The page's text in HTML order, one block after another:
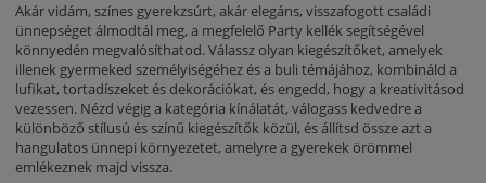
Akár vidám, színes gyerekzsúrt, akár elegáns, visszafogott családi
ünnepséget álmodtál meg, a megfelelő Party kellék segítségével
könnyedén megvalósíthatod. Válassz olyan kiegészítőket, amelyek
illenek gyermeked személyiségéhez és a buli témájához, kombináld a
lufikat, tortadíszeket és dekorációkat, és engedd, hogy a kreativitásod
vezessen. Nézd végig a kategória kínálatát, válogass kedvedre a
különböző stílusú és színű kiegészítők közül, és állítsd össze azt a
hangulatos ünnepi környezetet, amelyre a gyerekek örömmel
emlékeznek majd vissza.